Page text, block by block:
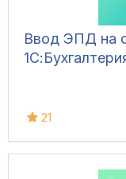
Ввод ЭПД на
21